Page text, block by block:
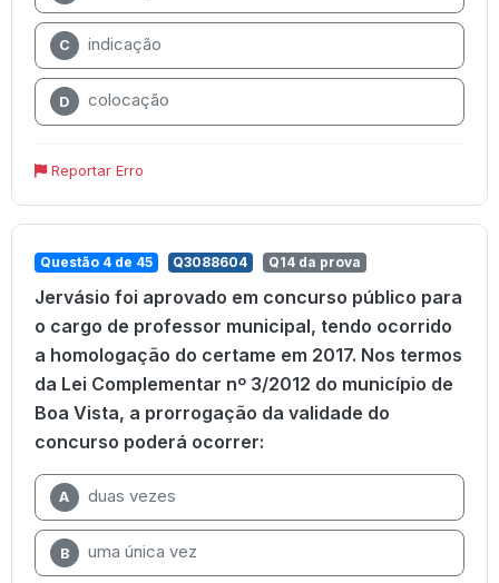
C indicação
D colocação
Reportar Erro
Questão 4 de 45 Q3088604 Q14 da prova
Jervásio foi aprovado em concurso público para
o cargo de professor municipal, tendo ocorrido
a homologação do certame em 2017. Nos termos
da Lei Complementar nº 3/2012 do município de
Boa Vista, a prorrogação da validade do
concurso poderá ocorrer:
A duas vezes
B uma única vez